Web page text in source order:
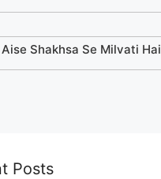
Shakhsa Se Milvati Hai
Posts